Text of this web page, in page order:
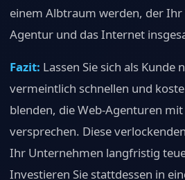
einem Albtraum werden, der
Agentur und das Internet
Fazit: Lassen Sie sich als Kunde
vermeintlich schnellen und
blenden, die Web-Agenturen
versprechen. Diese
Ihr Unternehmen langfristig
Investieren Sie stattdessen in